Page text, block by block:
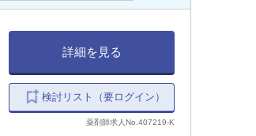
詳細を見る
検討リスト（要ログイン）
薬剤師求人No.407219-K